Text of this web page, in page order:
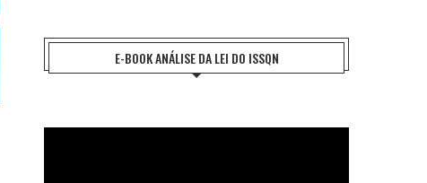
REFORMA TRIBUTÁRIA: O DESAFIO DA
ENTIDADES NACIONAIS DO FISCO
E-BOOK ANÁLISE DA LEI DO ISSQN